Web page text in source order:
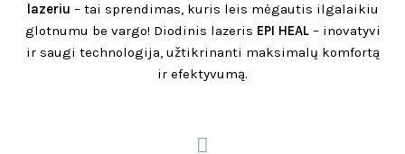
lazeriu – tai sprendimas, kuris leis mėgautis ilgalaikiu
glotnumu be vargo! Diodinis lazeris EPI HEAL– inovatyvi
ir saugi technologija, užtikrinanti maksimalų komfortą
ir efektyvumą.